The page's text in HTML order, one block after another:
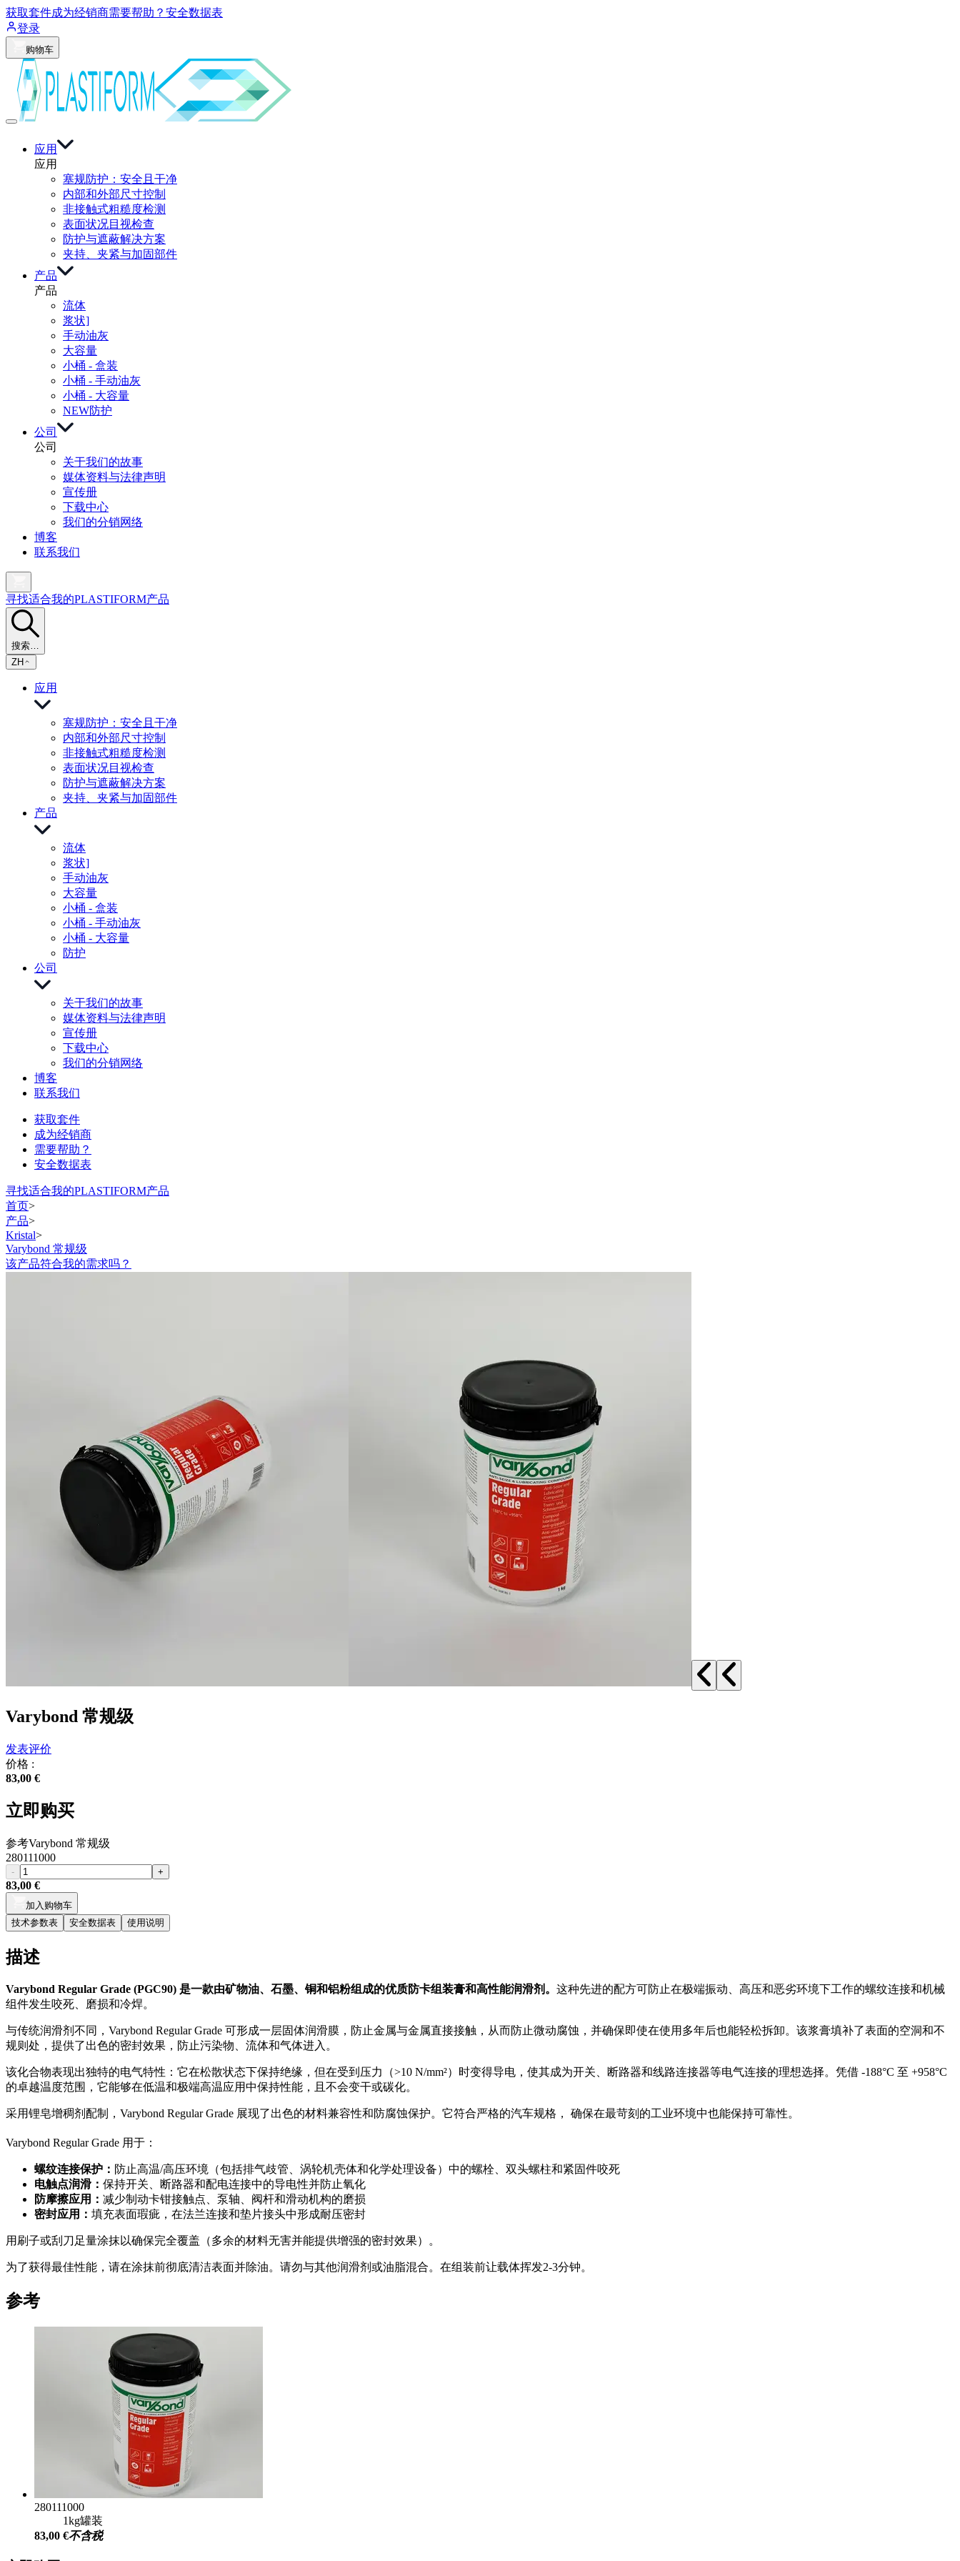
获取套件成为经销商需要帮助？ 安全数据表
登录
购物车
应用
应用
塞规防护：安全且干净
内部和外部尺寸控制
非接触式粗糙度检测
表面状况目视检查
防护与遮蔽解决方案
夹持、夹紧与加固部件
产品
产品
流体
浆状]
手动油灰
大容量
小桶 - 盒装
小桶 - 手动油灰
小桶 - 大容量
NEW防护
公司
公司
关于我们的故事
媒体资料与法律声明
宣传册
下载中心
我们的分销网络
博客
联系我们
寻找适合我的PLASTIFORM产品
搜索…
ZH
应用
塞规防护：安全且干净
内部和外部尺寸控制
非接触式粗糙度检测
表面状况目视检查
防护与遮蔽解决方案
夹持、夹紧与加固部件
产品
流体
浆状]
手动油灰
大容量
小桶 - 盒装
小桶 - 手动油灰
小桶 - 大容量
防护
公司
关于我们的故事
媒体资料与法律声明
宣传册
下载中心
我们的分销网络
博客
联系我们
获取套件
成为经销商
需要帮助？
安全数据表
寻找适合我的PLASTIFORM产品
首页>
产品>
Kristal>
Varybond 常规级
该产品符合我的需求吗？
Varybond 常规级
发表评价
价格 :
83,00 €
立即购买
参考Varybond 常规级
280111000
- +
83,00 €
加入购物车
技术参数表
安全数据表 使用说明
描述
Varybond Regular Grade (PGC90) 是一款由矿物油、石墨、铜和铝粉组成的优质防卡组装膏和高性能润滑剂。 这种先进的配方可防止在极端振动、高压和恶劣环境下工作的螺纹连接和机械
组件发生咬死、磨损和冷焊。
与传统润滑剂不同，Varybond Regular Grade 可形成一层固体润滑膜，防止金属与金属直接接触，从而防止微动腐蚀，并确保即使在使用多年后也能轻松拆卸。该浆膏填补了表面的空洞和不
规则处，提供了出色的密封效果，防止污染物、流体和气体进入。
该化合物表现出独特的电气特性：它在松散状态下保持绝缘，但在受到压力（>10 N/mm²）时变得导电，使其成为开关、断路器和线路连接器等电气连接的理想选择。凭借 -188°C 至 +958°C
的卓越温度范围，它能够在低温和极端高温应用中保持性能，且不会变干或碳化。
采用锂皂增稠剂配制，Varybond Regular Grade 展现了出色的材料兼容性和防腐蚀保护。它符合严格的汽车规格， 确保在最苛刻的工业环境中也能保持可靠性。
Varybond Regular Grade 用于：
螺纹连接保护： 防止高温/高压环境（包括排气歧管、涡轮机壳体和化学处理设备）中的螺栓、双头螺柱和紧固件咬死
电触点润滑： 保持开关、断路器和配电连接中的导电性并防止氧化
防摩擦应用： 减少制动卡钳接触点、泵轴、阀杆和滑动机构的磨损
密封应用： 填充表面瑕疵，在法兰连接和垫片接头中形成耐压密封
用刷子或刮刀足量涂抹以确保完全覆盖（多余的材料无害并能提供增强的密封效果）。
为了获得最佳性能，请在涂抹前彻底清洁表面并除油。请勿与其他润滑剂或油脂混合。在组装前让载体挥发2-3分钟。
参考
280111000
1kg罐装
83,00 €不含税